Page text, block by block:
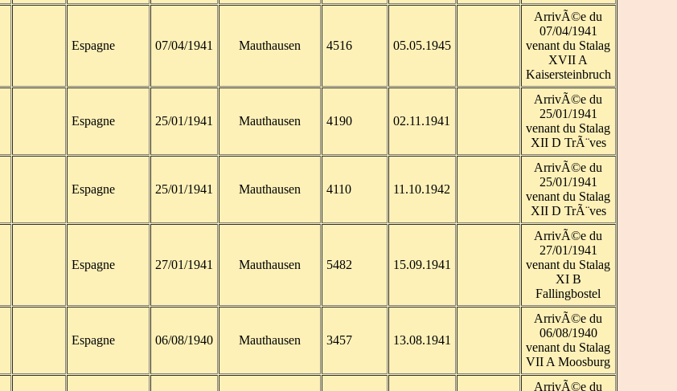
Espagne 07/04/1941 Mauthausen 4516 05.05.1945
ArrivÃ©e du
07/04/1941
venant du Stalag
XVII A
Kaisersteinbruch
Espagne 25/01/1941 Mauthausen 4190 02.11.1941
ArrivÃ©e du
25/01/1941
venant du Stalag
XII D TrÃ¨ves
Espagne 25/01/1941 Mauthausen 4110 11.10.1942
ArrivÃ©e du
25/01/1941
venant du Stalag
XII D TrÃ¨ves
Espagne 27/01/1941 Mauthausen 5482 15.09.1941
ArrivÃ©e du
27/01/1941
venant du Stalag
XI B
Fallingbostel
Espagne 06/08/1940 Mauthausen 3457 13.08.1941
ArrivÃ©e du
06/08/1940
venant du Stalag
VII A Moosburg
ArrivÃ©e du